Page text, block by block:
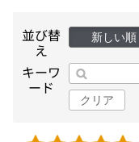
並び替
え
新しい順
キーワ
ード
クリア